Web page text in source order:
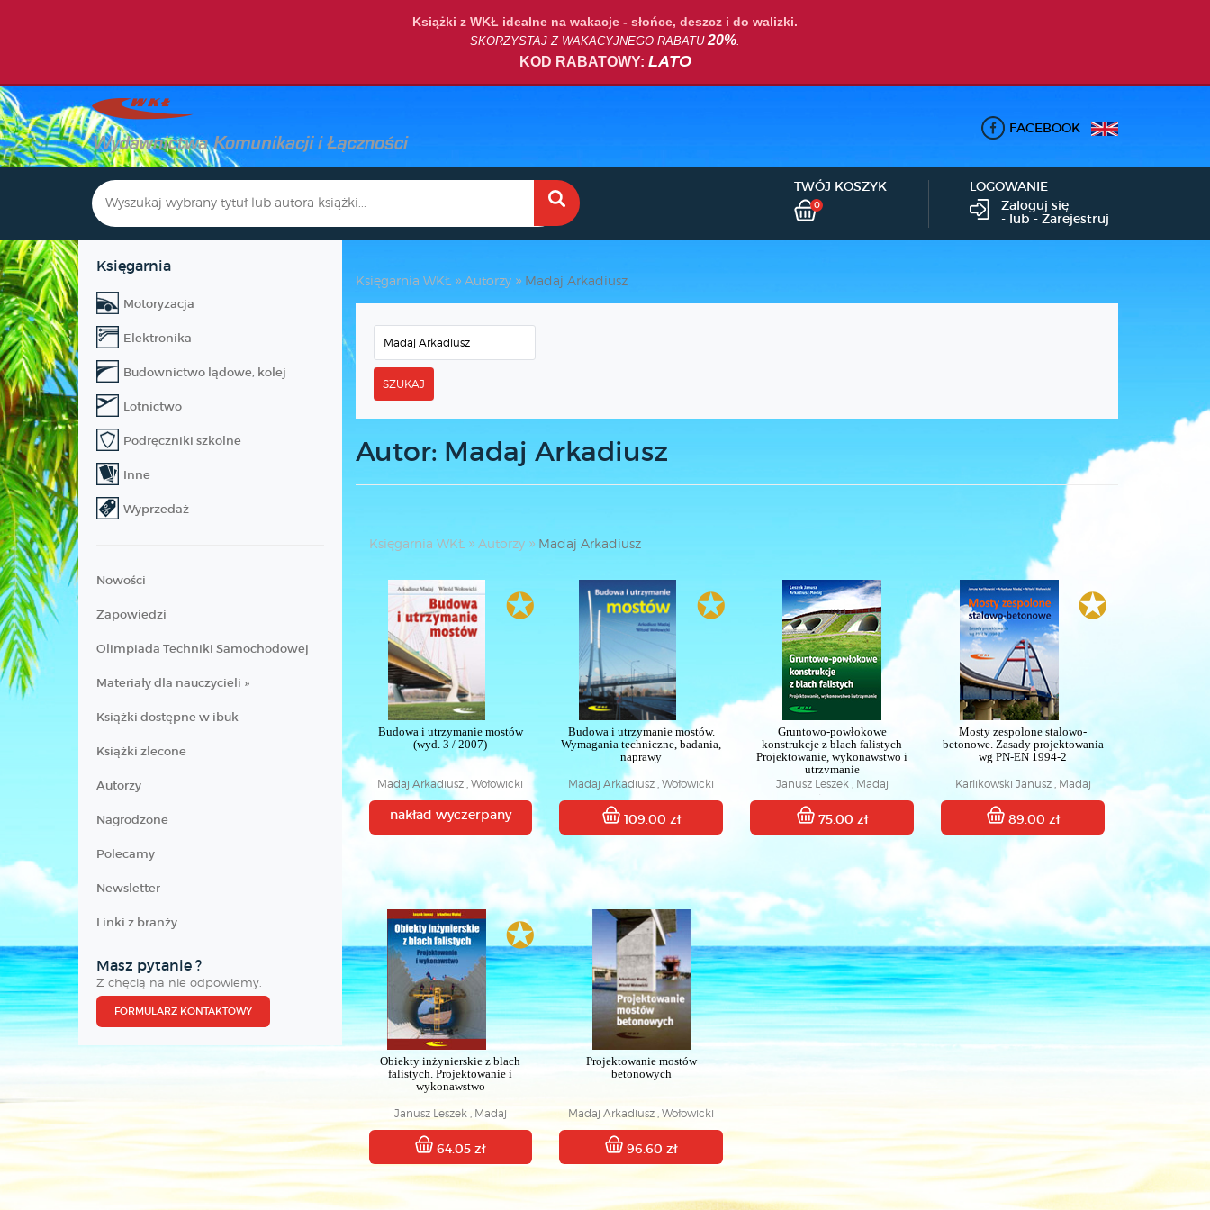
Książki z WKŁ idealne na wakacje - słońce, deszcz i do walizki.
SKORZYSTAJ Z WAKACYJNEGO RABATU20%.
KOD RABATOWY: LATO
FACEBOOK
TWÓJ KOSZYK
0
LOGOWANIE
Zaloguj się
- lub - Zarejestruj
Księgarnia
Motoryzacja
Elektronika
Budownictwo lądowe, kolej
Lotnictwo
Podręczniki szkolne
Inne
Wyprzedaż
Nowości
Zapowiedzi
Olimpiada Techniki Samochodowej
Materiały dla nauczycieli »
Książki dostępne w ibuk
Książki zlecone
Autorzy
Nagrodzone
Polecamy
Newsletter
Linki z branży
Masz pytanie ?
Z chęcią na nie odpowiemy.
FORMULARZ KONTAKTOWY
Księgarnia WKŁ Autorzy Madaj Arkadiusz
SZUKAJ
Autor: Madaj Arkadiusz
Księgarnia WKŁ Autorzy Madaj Arkadiusz
✪
Budowa i utrzymanie mostów
(wyd. 3 / 2007)
Madaj Arkadiusz , Wołowicki
Witold
nakład wyczerpany
✪
Budowa i utrzymanie mostów.
Wymagania techniczne, badania,
naprawy
Madaj Arkadiusz , Wołowicki
Witold
109.00 zł
Gruntowo-powłokowe
konstrukcje z blach falistych
Projektowanie, wykonawstwo i
utrzymanie
Janusz Leszek , Madaj
Arkadiusz
75.00 zł
✪
Mosty zespolone stalowo-
betonowe. Zasady projektowania
wg PN-EN 1994-2
Karlikowski Janusz , Madaj
Arkadiusz , Wołowicki Witold
89.00 zł
✪
Obiekty inżynierskie z blach
falistych. Projektowanie i
wykonawstwo
Janusz Leszek , Madaj
Arkadiusz
64.05 zł
Projektowanie mostów
betonowych
Madaj Arkadiusz , Wołowicki
Witold
96.60 zł